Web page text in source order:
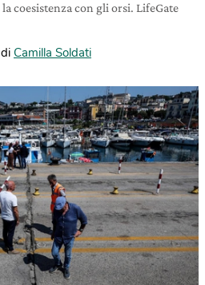
coesistenza con gli orsi. LifeGate
di Camilla Soldati